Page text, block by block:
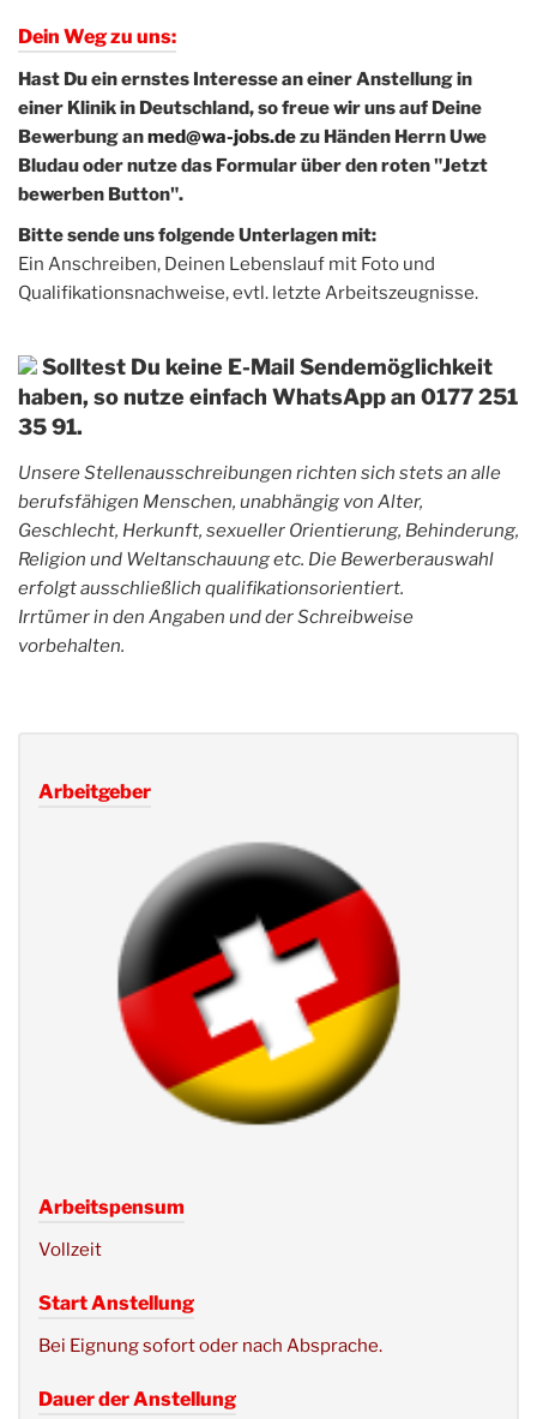
Dein Weg zu uns:
Hast Du ein ernstes Interesse an einer Anstellung in
einer Klinik in Deutschland, so freue wir uns auf Deine
Bewerbung anmed@wa-jobs.dezu Händen Herrn Uwe
Bludau oder nutze das Formular über den roten "Jetzt
bewerben Button".
Bitte sende uns folgende Unterlagen mit:
Ein Anschreiben, Deinen Lebenslauf mit Foto und
Qualifikationsnachweise, evtl. letzte Arbeitszeugnisse.
Solltest Du keine E-Mail Sendemöglichkeit
haben, so nutze einfach WhatsApp an 0177 251
35 91.
Unsere Stellenausschreibungen richten sich stets an alle
berufsfähigen Menschen, unabhängig von Alter,
Geschlecht, Herkunft, sexueller Orientierung, Behinderung,
Religion und Weltanschauung etc. Die Bewerberauswahl
erfolgt ausschließlich qualifikationsorientiert.
Irrtümer in den Angaben und der Schreibweise
vorbehalten.
Arbeitgeber
Arbeitspensum
Vollzeit
Start Anstellung
Bei Eignung sofort oder nach Absprache.
Dauer der Anstellung